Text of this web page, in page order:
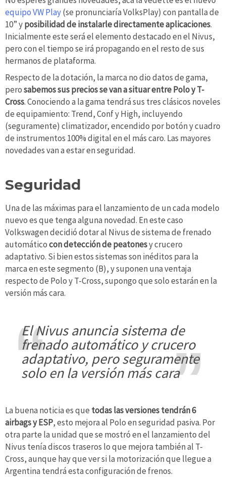
equipo VW Play(se pronunciaría VolksPlay) con pantalla de
10” yposibilidad de instalarle directamente aplicaciones.
Inicialmente este será el elemento destacado en el Nivus,
pero con el tiempo se irá propagando en el resto de sus
hermanos de plataforma.
Respecto de la dotación, la marca no dio datos de gama,
perosabemos sus precios se van a situar entre Polo y T-
Cross. Conociendo a la gama tendrá sus tres clásicos noveles
de equipamiento: Trend, Conf y High, incluyendo
(seguramente) climatizador, encendido por botón y cuadro
de instrumentos 100% digital en el más caro. Las mayores
novedades van a estar en seguridad.
Seguridad
Una de las máximas para el lanzamiento de un cada modelo
nuevo es que tenga alguna novedad. En este caso
Volkswagen decidió dotar al Nivus de sistema de frenado
automáticocon detección de peatonesy crucero
adaptativo. Si bien estos sistemas son inéditos para la
marca en este segmento (B), y suponen una ventaja
respecto de Polo y T-Cross, supongo que solo estarán en la
versión más cara.
El Nivus anuncia sistema de
frenado automático y crucero
adaptativo, pero seguramente
solo en la versión más cara
La buena noticia es que todas las versiones tendrán 6
airbags y ESP, esto mejora al Polo en seguridad pasiva. Por
otra parte la unidad que se mostró en el lanzamiento del
Nivus tenía discos traseros lo que mejora también al T-
Cross, aunque hay que ver si la motorización que llegue a
Argentina tendrá esta configuración de frenos.